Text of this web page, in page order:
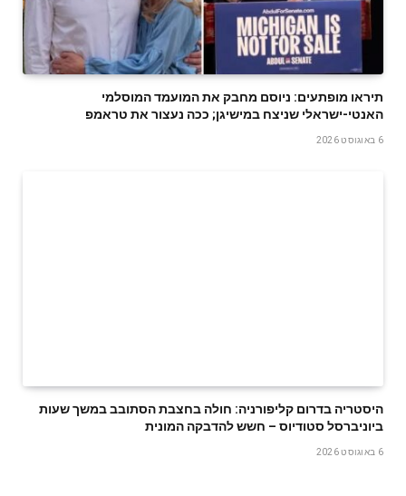
תיראו מופתעים: ניוסם מחבק את המועמד המוסלמי
האנטי-ישראלי שניצח במישיגן; ככה נעצור את טראמפ
6 באוגוסט 2026
היסטריה בדרום קליפורניה: חולה בחצבת הסתובב במשך שעות
ביוניברסל סטודיוס – חשש להדבקה המונית
6 באוגוסט 2026